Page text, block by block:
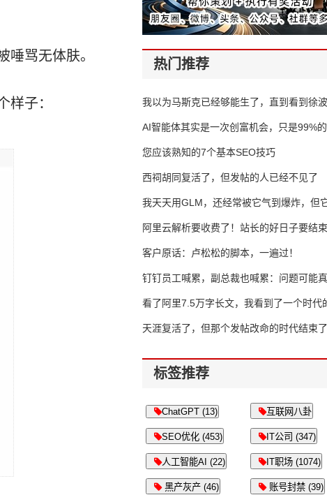
骂无体肤。
样子：
热门推荐
我以为马斯克已经够能生了，直到看到
AI智能体其实是一次创富机会，只是99%
错过了
您应该熟知的7个基本SEO技巧
西祠胡同复活了，但发帖的人已经不见了
我天天用GLM，还经常被它气到爆炸，但
16万亿
阿里云解析要收费了！站长的好日子要结
客户原话：卢松松的脚本，一遍过！
钉钉员工喊累，副总裁也喊累：问题可能
了
看了阿里7.5万字长文，我看到了一个时代
天涯复活了，但那个发帖改命的时代结束了
标签推荐
ChatGPT (13) 互联网八卦
SEO优化 (453) IT公司 (347)
人工智能AI (22) IT职场 (1074)
黑产灰产 (46) 账号封禁 (39)